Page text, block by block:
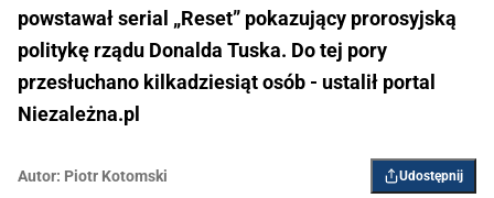
powstawał serial „Reset” pokazujący prorosyjską
politykę rządu Donalda Tuska. Do tej pory
przesłuchano kilkadziesiąt osób - ustalił portal
Niezależna.pl
Autor: Piotr Kotomski Udostępnij